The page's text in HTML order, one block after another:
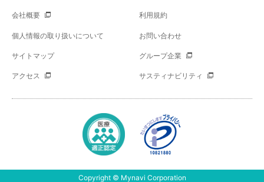
会社概要 利用規約
個人情報の取り扱いについて お問い合わせ
サイトマップ グループ企業
アクセス サスティナビリティ
Copyright © Mynavi Corporation